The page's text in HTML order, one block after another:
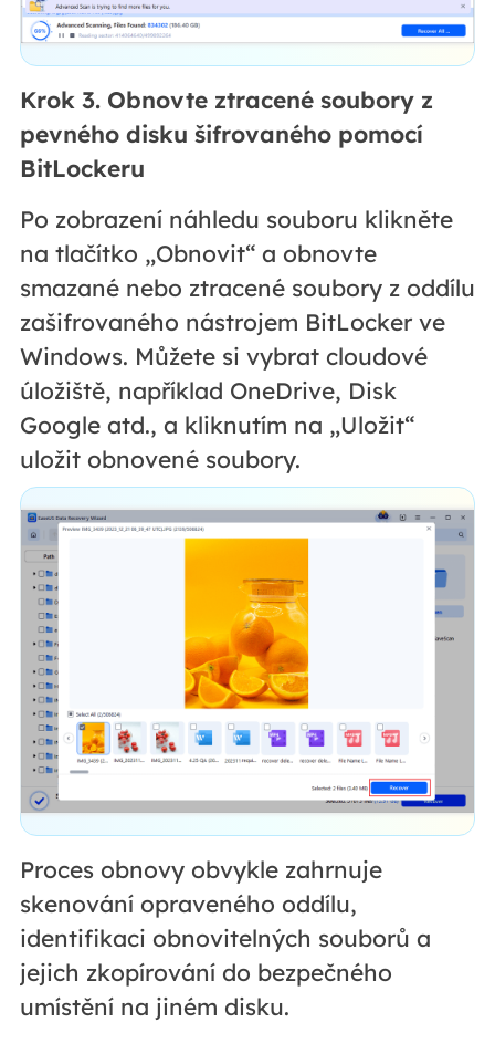
Krok 3. Obnovte ztracené soubory z
pevného disku šifrovaného pomocí
BitLockeru
Po zobrazení náhledu souboru klikněte
na tlačítko „Obnovit“ a obnovte
smazané nebo ztracené soubory z oddílu
zašifrovaného nástrojem BitLocker ve
Windows. Můžete si vybrat cloudové
úložiště, například OneDrive, Disk
Google atd., a kliknutím na „Uložit“
uložit obnovené soubory.
Proces obnovy obvykle zahrnuje
skenování opraveného oddílu,
identifikaci obnovitelných souborů a
jejich zkopírování do bezpečného
umístění na jiném disku.